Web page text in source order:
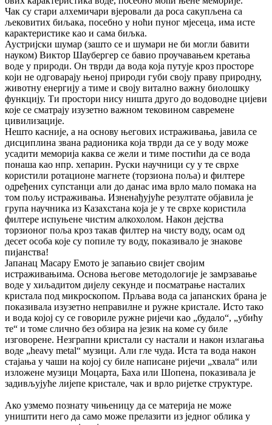
Чак су стари алхемичари вјеровали да роса сакупљена са
љековитих биљака, посебно у ноћи пуног мјесеца, има исте
карактеристике као и сама биљка.
Аустријски шумар (зашто се и шумари не би могли бавити
науком) Виктор Шаубергер се бавио проучавањем кретања
воде у природи. Он тврди да вода која путује кроз просторе
који не одговарају њеној природи губи своју праву природну,
животну енергију а тиме и своју витално важну биолошку
функцију. Ти простори нису ништа друго до водоводне цијеви
које се сматрају изузетно важном тековином савремене
цивилизације.
Нешто касније, а на основу његових истраживања, јавила се
дисциплина звана радионика која тврди да се у воду може
усадити меморија каква се жели и тиме постићи да се вода
понаша као нпр. хепарин. Руски научници су у те сврхе
користили ротационе магнете (торзиона поља) и филтере
одређених супстанци али до данас има врло мало помака на
том пољу истраживања. Изненађујуће резултате објавила је
група научника из Казахстана која је у те сврхе користила
филтере испуњене чистим алкохолом. Након дејства
торзионог поља кроз такав филтер на чисту воду, осам од
десет особа које су попиле ту воду, показивало је знакове
пијанства!
Јапанац Масару Емото је запањио свијет својим
истраживањима. Основа његове методологије је замрзавање
воде у хиљадитом дијелу секунде и посматрање насталих
кристала под микроскопом. Прљава вода са јапанских брана је
показивала изузетно неправилне и ружне кристале. Исто тако
и вода којој су се говориле ружне ријечи као „будало“, „убићу
те“ и томе слично без обзира на језик на коме су биле
изговорене. Незграпни кристали су настали и након излагања
воде „heavy metal“ музици. Али гле чуда. Иста та вода након
стајања у чаши на којој су биле написане ријечи „хвала“ или
изложене музици Моцарта, Баха или Шопена, показивала је
задивљујуће лијепе кристале, чак и врло ријетке структуре.
Ако узмемо познату чињеницу да се материја не може
уништити него да само може прелазити из једног облика у